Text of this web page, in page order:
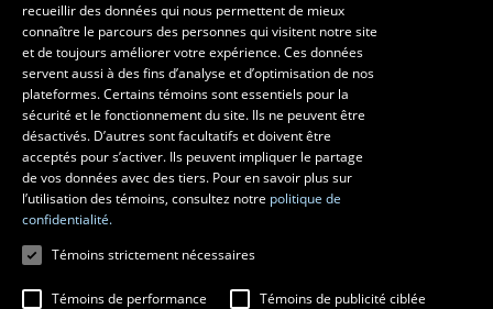
Les écoles et la recherche
École supérieure d’aménagement du territoire et de développement
régional
École d’architecture
École de design
Centre de recherche en aménagement et développement
recueillir des données qui nous permettent de mieux
connaître le parcours des personnes qui visitent notre site
et de toujours améliorer votre expérience. Ces données
servent aussi à des fins d’analyse et d’optimisation de nos
plateformes. Certains témoins sont essentiels pour la
sécurité et le fonctionnement du site. Ils ne peuvent être
désactivés. D’autres sont facultatifs et doivent être
acceptés pour s’activer. Ils peuvent impliquer le partage
de vos données avec des tiers. Pour en savoir plus sur
l’utilisation des témoins, consultez notre politique de
confidentialité.
Témoins strictement nécessaires
Témoins de performance Témoins de publicité ciblée